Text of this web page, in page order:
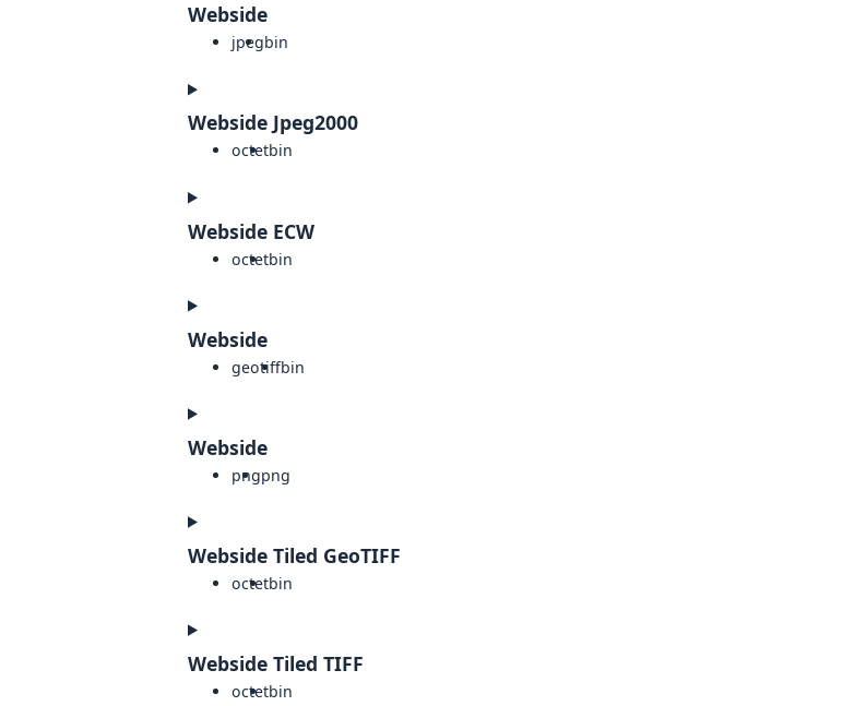
Webside
jpegbin
Webside Jpeg2000
octetbin
Webside ECW
octetbin
Webside
geotiffbin
Webside
pngpng
Webside Tiled GeoTIFF
octetbin
Webside Tiled TIFF
octetbin